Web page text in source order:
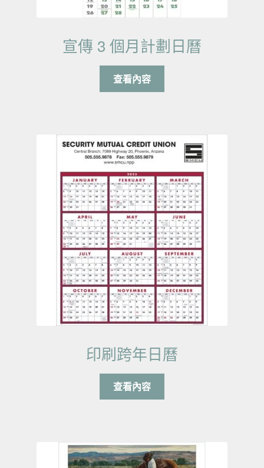
宣傳 3 個月計劃日曆
查看內容
印刷跨年日曆
查看內容